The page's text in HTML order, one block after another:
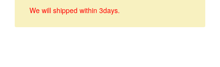
We will shipped within 3days.